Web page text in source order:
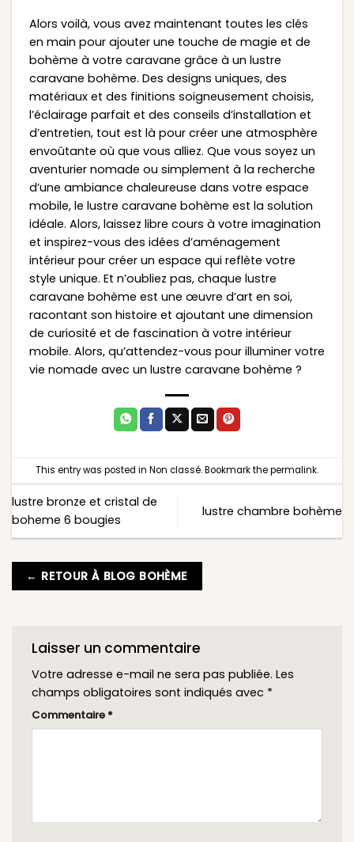
Alors voilà, vous avez maintenant toutes les clés
en main pour ajouter une touche de magie et de
bohème à votre caravane grâce à un lustre
caravane bohème. Des designs uniques, des
matériaux et des finitions soigneusement choisis,
l’éclairage parfait et des conseils d’installation et
d’entretien, tout est là pour créer une atmosphère
envoûtante où que vous alliez. Que vous soyez un
aventurier nomade ou simplement à la recherche
d’une ambiance chaleureuse dans votre espace
mobile, le lustre caravane bohème est la solution
idéale. Alors, laissez libre cours à votre imagination
et inspirez-vous des idées d’aménagement
intérieur pour créer un espace qui reflète votre
style unique. Et n’oubliez pas, chaque lustre
caravane bohème est une œuvre d’art en soi,
racontant son histoire et ajoutant une dimension
de curiosité et de fascination à votre intérieur
mobile. Alors, qu’attendez-vous pour illuminer votre
vie nomade avec un lustre caravane bohème ?
This entry was posted in Non classé. Bookmark thepermalink.
lustre bronze et cristal de
boheme 6 bougies
lustre chambre bohème
← RETOUR À BLOG BOHÈME
Laisser un commentaire
Votre adresse e-mail ne sera pas publiée. Les
champs obligatoires sont indiqués avec *
Commentaire *